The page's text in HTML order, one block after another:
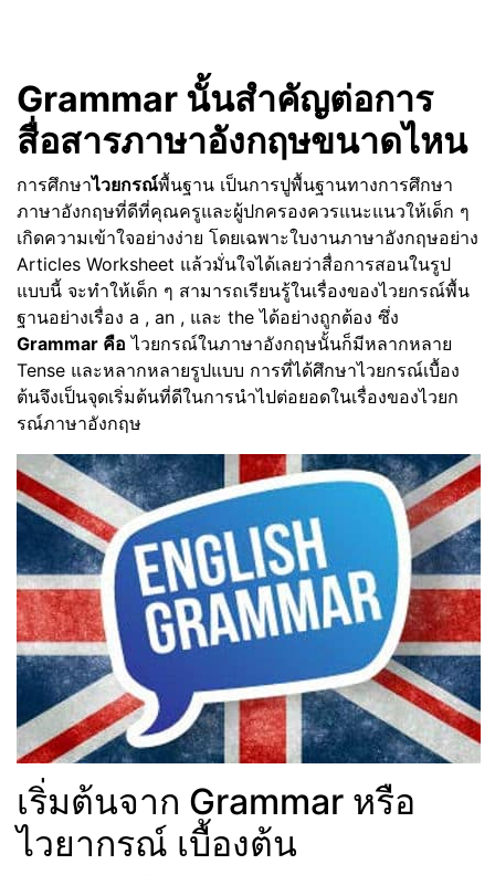
Grammar นั้นสำคัญต่อการ
สื่อสารภาษาอังกฤษขนาดไหน
การศึกษาไวยกรณ์พื้นฐาน เป็นการปูพื้นฐานทางการศึกษา
ภาษาอังกฤษที่ดีที่คุณครูและผู้ปกครองควรแนะแนวให้เด็ก ๆ
เกิดความเข้าใจอย่างง่าย โดยเฉพาะใบงานภาษาอังกฤษอย่าง
Articles Worksheet แล้วมั่นใจได้เลยว่าสื่อการสอนในรูป
แบบนี้ จะทำให้เด็ก ๆ สามารถเรียนรู้ในเรื่องของไวยกรณ์พื้น
ฐานอย่างเรื่อง a , an , และ the ได้อย่างถูกต้อง ซึ่ง
Grammar คือ ไวยกรณ์ในภาษาอังกฤษนั้นก็มีหลากหลาย
Tense และหลากหลายรูปแบบ การที่ได้ศึกษาไวยกรณ์เบื้อง
ต้นจึงเป็นจุดเริ่มต้นที่ดีในการนำไปต่อยอดในเรื่องของไวยก
รณ์ภาษาอังกฤษ
เริ่มต้นจาก Grammar หรือ
ไวยากรณ์ เบื้องต้น